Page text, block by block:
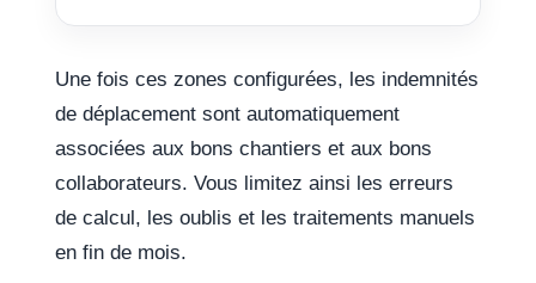
Une fois ces zones configurées, les indemnités
de déplacement sont automatiquement
associées aux bons chantiers et aux bons
collaborateurs. Vous limitez ainsi les erreurs
de calcul, les oublis et les traitements manuels
en fin de mois.